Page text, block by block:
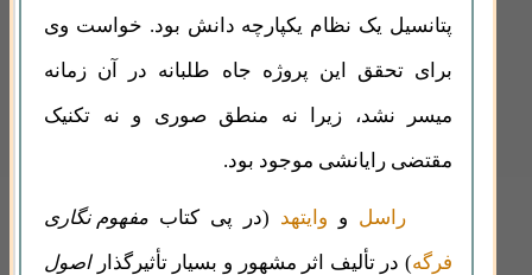
پتانسیل یک نظام یکپارچه دانش بود. خواست وی
برای تحقق این پروژه جاه طلبانه در آن زمانه
میسر نشد، زیرا نه منطق صوری و نه تکنیک
مقتضی رایانشی موجود بود.
راسل و وایتهد (در پی کتاب مفهوم نگاری
فرگه) در تألیف اثر مشهور و بسیار تأثیرگذاراصول